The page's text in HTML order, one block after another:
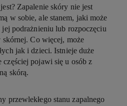
Zapalenie skóry nie jest
w sobie, ale stanem, jaki może
podrażnieniu lub rozpoczęciu
Co więcej, może
jak i dzieci. Istnieje duże
pojawi się u osób z
skórą.
przewlekłego stanu zapalnego